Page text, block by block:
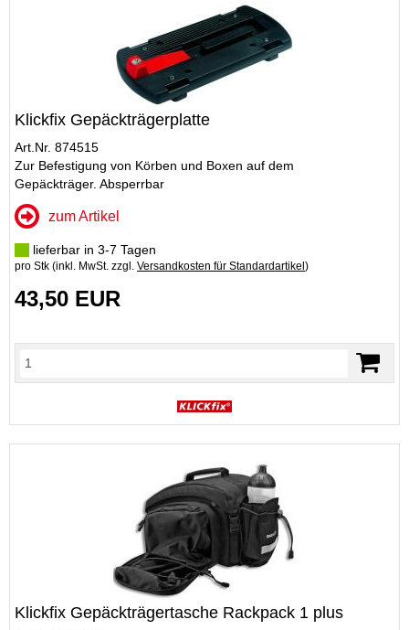
Klickfix Gepäckträgerplatte
Art.Nr. 874515
Zur Befestigung von Körben und Boxen auf dem
Gepäckträger. Absperrbar
zum Artikel
lieferbar in 3-7 Tagen
pro Stk (inkl. MwSt. zzgl. Versandkosten für Standardartikel)
43,50 EUR
Klickfix Gepäckträgertasche Rackpack 1 plus